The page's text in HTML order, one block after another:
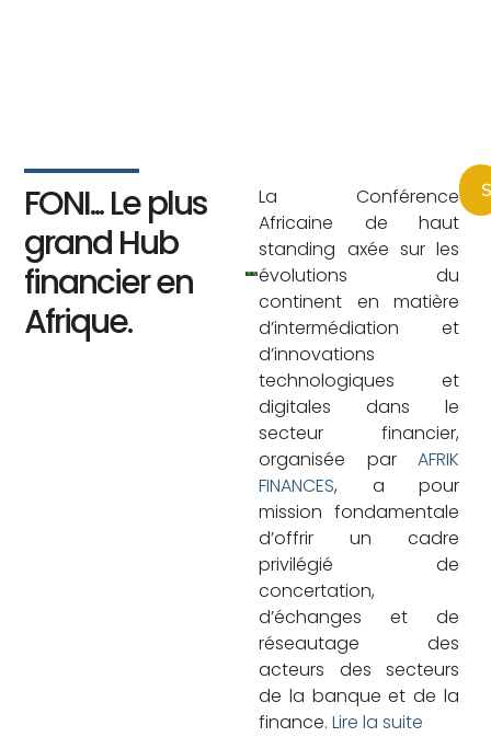
FONI... Le plus
grand Hub
financier en
Afrique.
La Conférence
Africaine de haut
standing axée sur les
évolutions du
continent en matière
d’intermédiation et
d’innovations
technologiques et
digitales dans le
secteur financier,
organisée par AFRIK
FINANCES, a pour
mission fondamentale
d’offrir un cadre
privilégié de
concertation,
d’échanges et de
réseautage des
acteurs des secteurs
de la banque et de la
finance.Lire la suite